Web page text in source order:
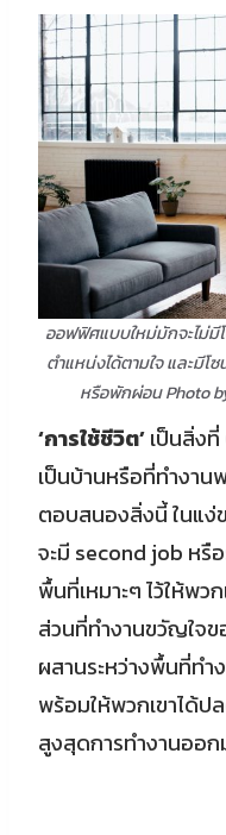
ออฟฟิศแบบใหม่มักจะไม่มี
ตำแหน่งได้ตามใจ และมีโ
หรือพักผ่อน Photo
‘การใช้ชีวิต’เป็นสิ่งที่
เป็นบ้านหรือที่ทำงา
ตอบสนองสิ่งนี้ ในแ
จะมี second job หรื
พื้นที่เหมาะๆ ไว้ให้พว
ส่วนที่ทำงานขวัญใจ
ผสานระหว่างพื้นที่ทำ
พร้อมให้พวกเขาได้
สูงสุดการทำงานออก